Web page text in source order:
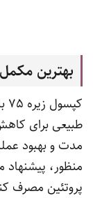
بهترین
کپسول زیره 75 باریج
طبیعی برای
مدت و بهبود
منظور، پیشنهاد